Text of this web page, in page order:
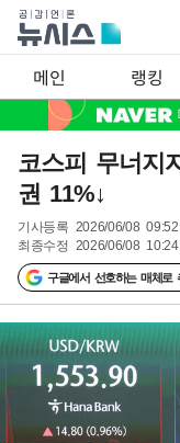
메인 랭킹
코스피 무너지
권 11%↓
기사등록 2026/06/08
최종수정 2026/06/08
구글에서 선호하는 매체로